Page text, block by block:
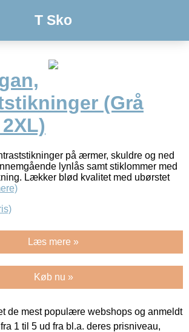
T Sko
(Grå
på ærmer, skuldre og ned
lynlås samt stiklommer med
Lækker blød kvalitet med ubørstet
Læs mere »
Køb nu »
de mest populære webshops og anmeldt
1 til 5 ud fra bl.a. deres prisniveau,